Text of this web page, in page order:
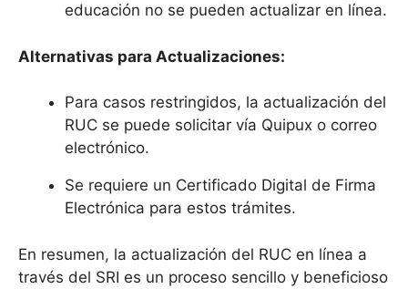
educación no se pueden actualizar en línea.
Alternativas para Actualizaciones:
Para casos restringidos, la actualización del
RUC se puede solicitar vía Quipux o correo
electrónico.
Se requiere un Certificado Digital de Firma
Electrónica para estos trámites.
En resumen, la actualización del RUC en línea a
través del SRI es un proceso sencillo y beneficioso